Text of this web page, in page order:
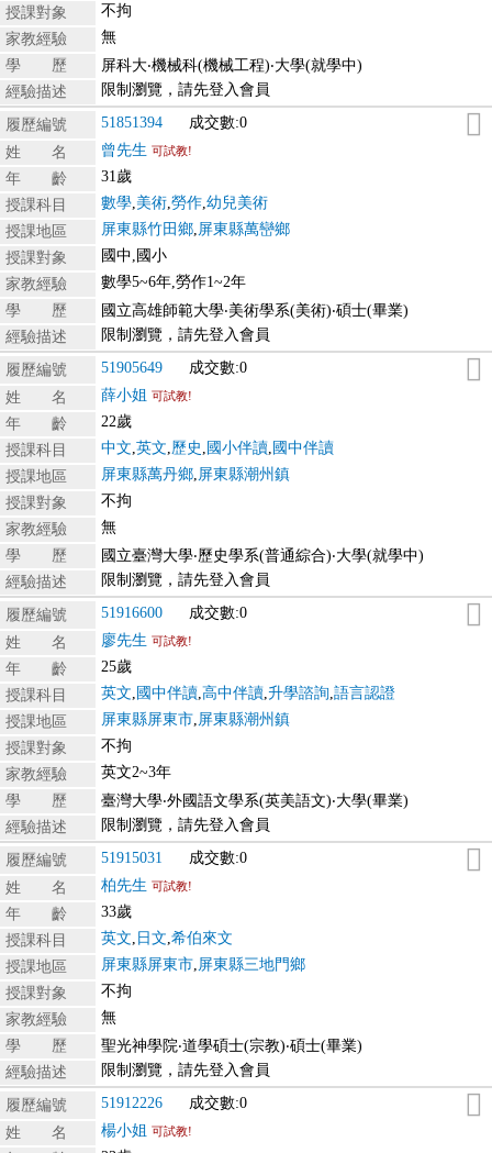
授課對象
不拘
家教經驗
無
學 歷
屏科大‧機械科(機械工程)‧大學(就學中)
經驗描述
限制瀏覽，請先登入會員
履歷編號 51851394
成交數:0
姓 名
曾先生 可試教!
年 齡
31歲
授課科目
數學 美術 勞作 幼兒美術
授課地區
屏東縣竹田鄉 屏東縣萬巒鄉
授課對象
國中,國小
家教經驗
數學5~6年,勞作1~2年
學 歷
國立高雄師範大學‧美術學系(美術)‧碩士(畢業)
經驗描述
限制瀏覽，請先登入會員
履歷編號 51905649
成交數:0
姓 名
薛小姐 可試教!
年 齡
22歲
授課科目
中文 英文 歷史 國小伴讀 國中伴讀
授課地區
屏東縣萬丹鄉 屏東縣潮州鎮
授課對象
不拘
家教經驗
無
學 歷
國立臺灣大學‧歷史學系(普通綜合)‧大學(就學中)
經驗描述
限制瀏覽，請先登入會員
履歷編號 51916600
成交數:0
姓 名
廖先生 可試教!
年 齡
25歲
授課科目
英文 國中伴讀 高中伴讀 升學諮詢 語言認證
授課地區
屏東縣屏東市 屏東縣潮州鎮
授課對象
不拘
家教經驗
英文2~3年
學 歷
臺灣大學‧外國語文學系(英美語文)‧大學(畢業)
經驗描述
限制瀏覽，請先登入會員
履歷編號 51915031
成交數:0
姓 名
柏先生 可試教!
年 齡
33歲
授課科目
英文 日文 希伯來文
授課地區
屏東縣屏東市 屏東縣三地門鄉
授課對象
不拘
家教經驗
無
學 歷
聖光神學院‧道學碩士(宗教)‧碩士(畢業)
經驗描述
限制瀏覽，請先登入會員
履歷編號 51912226
成交數:0
姓 名
楊小姐 可試教!